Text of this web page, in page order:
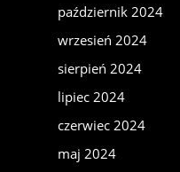
październik 2024
wrzesień 2024
sierpień 2024
lipiec 2024
czerwiec 2024
maj 2024